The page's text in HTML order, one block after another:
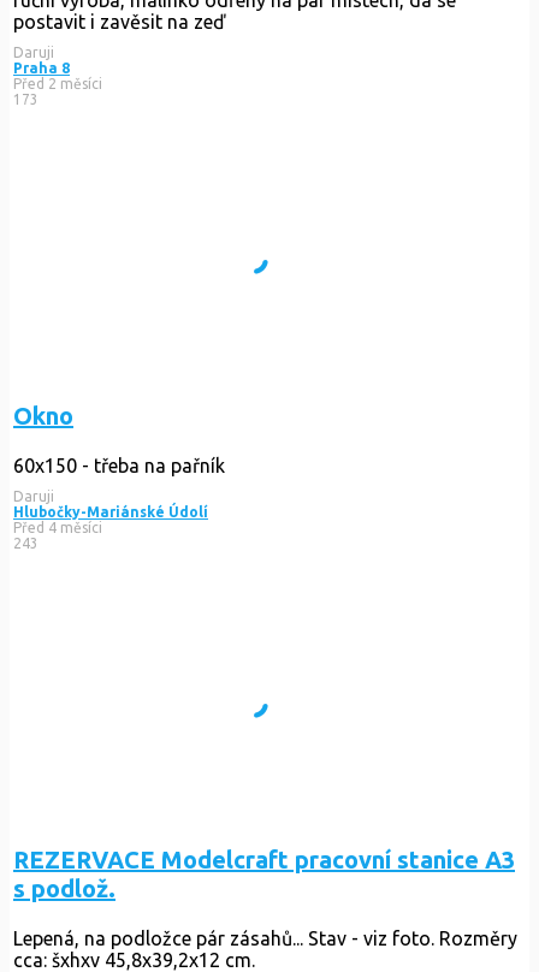
postavit i zavěsit na zeď
Daruji
Praha 8
Před 2 měsíci
173
Okno
60x150 - třeba na pařník
Daruji
Hlubočky-Mariánské Údolí
Před 4 měsíci
243
REZERVACE Modelcraft pracovní stanice A3
s podlož.
Lepená, na podložce pár zásahů... Stav - viz foto. Rozměry
cca: šxhxv 45,8x39,2x12 cm.